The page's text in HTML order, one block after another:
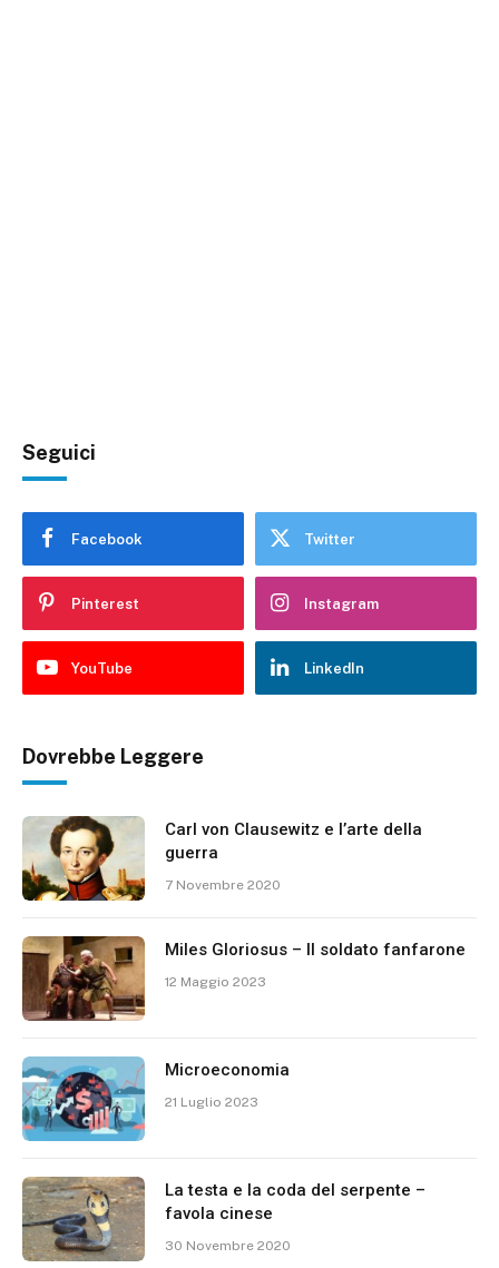
Seguici
Facebook Twitter
Pinterest Instagram
YouTube LinkedIn
Dovrebbe Leggere
Carl von Clausewitz e l’arte della
guerra
7 Novembre 2020
Miles Gloriosus – Il soldato fanfarone
12 Maggio 2023
Microeconomia
21 Luglio 2023
La testa e la coda del serpente –
favola cinese
30 Novembre 2020